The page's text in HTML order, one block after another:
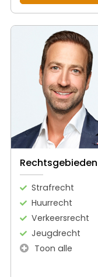
Rechtsgebieden
Strafrecht
Huurrecht
Verkeersrecht
Jeugdrecht
Toon alle